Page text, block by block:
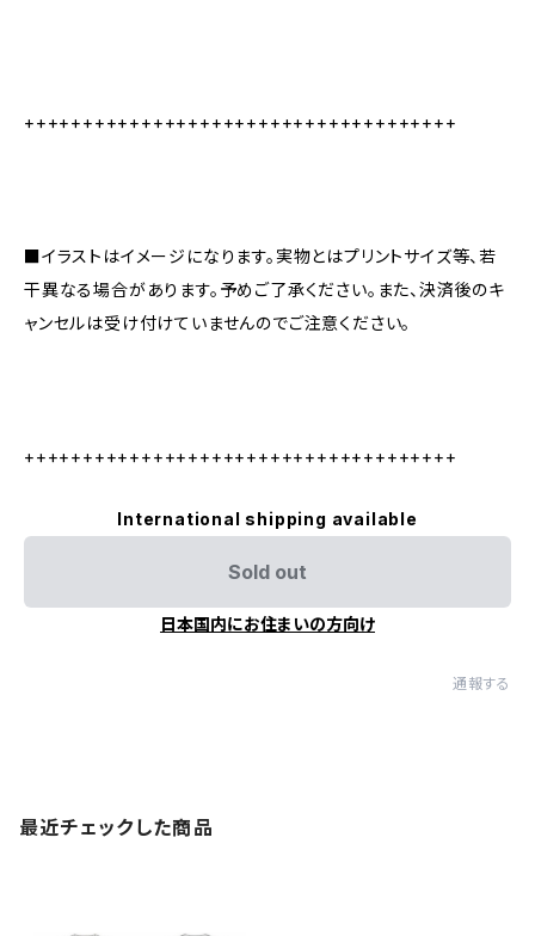
+++++++++++++++++++++++++++++++++++++
■イラストはイメージになります。実物とはプリントサイズ等、若
干異なる場合があります。予めご了承ください。また、決済後のキ
ャンセルは受け付けていませんのでご注意ください。
+++++++++++++++++++++++++++++++++++++
International shipping available
Sold out
日本国内にお住まいの方向け
通報する
最近チェックした商品